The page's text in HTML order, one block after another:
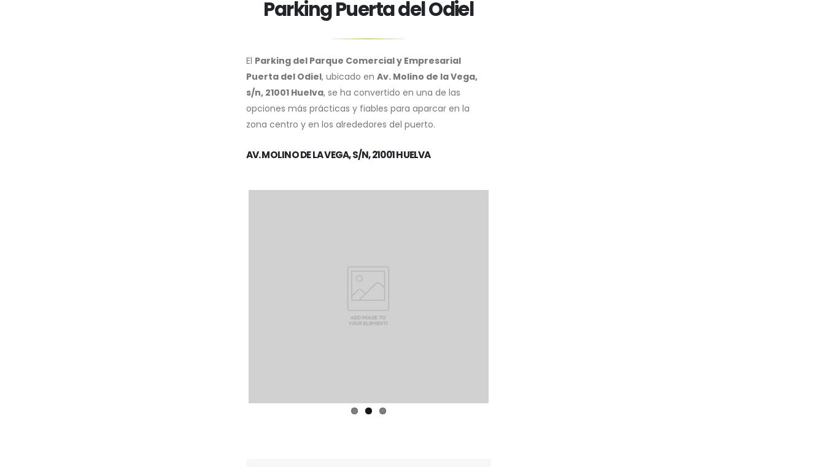
Parking Puerta del Odiel
El Parking del Parque Comercial y Empresarial
Puerta del Odiel, ubicado en Av. Molino de la Vega,
s/n, 21001 Huelva, se ha convertido en una de las
opciones más prácticas y fiables para aparcar en la
zona centro y en los alrededores del puerto.
AV. MOLINO DE LA VEGA, S/N, 21001 HUELVA